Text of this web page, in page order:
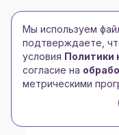
Toggle navigation
Toggle
Главная/Pro111/
Мы используем
подтверждаете,
условия Политики
согласие на
метрическими